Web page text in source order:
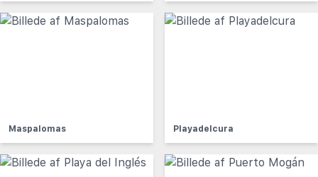
Maspalomas Playadelcura